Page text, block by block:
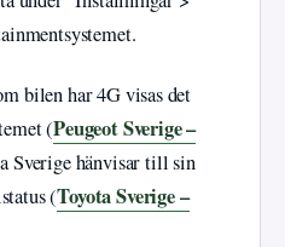
bilen har 4G visas det
(Peugeot Sverige –
Sverige hänvisar till sin
(Toyota Sverige –